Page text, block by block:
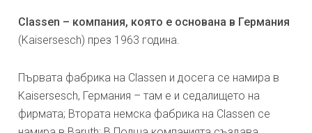
Classen – компания, която е основана в Германия
(Kaisersesch) през 1963 година.
Първата фабрика на Classen и досега се намира в
Kaisersesch, Германия – там е и седалището на
фирмата; Втората немска фабрика на Classen се